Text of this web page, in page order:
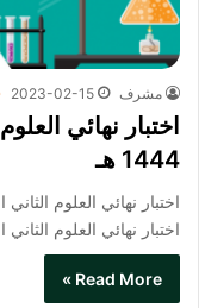
مشرف 2023-02-15
اختبار نهائي
1444 هـ
اختبار نهائي العلوم
Read More »